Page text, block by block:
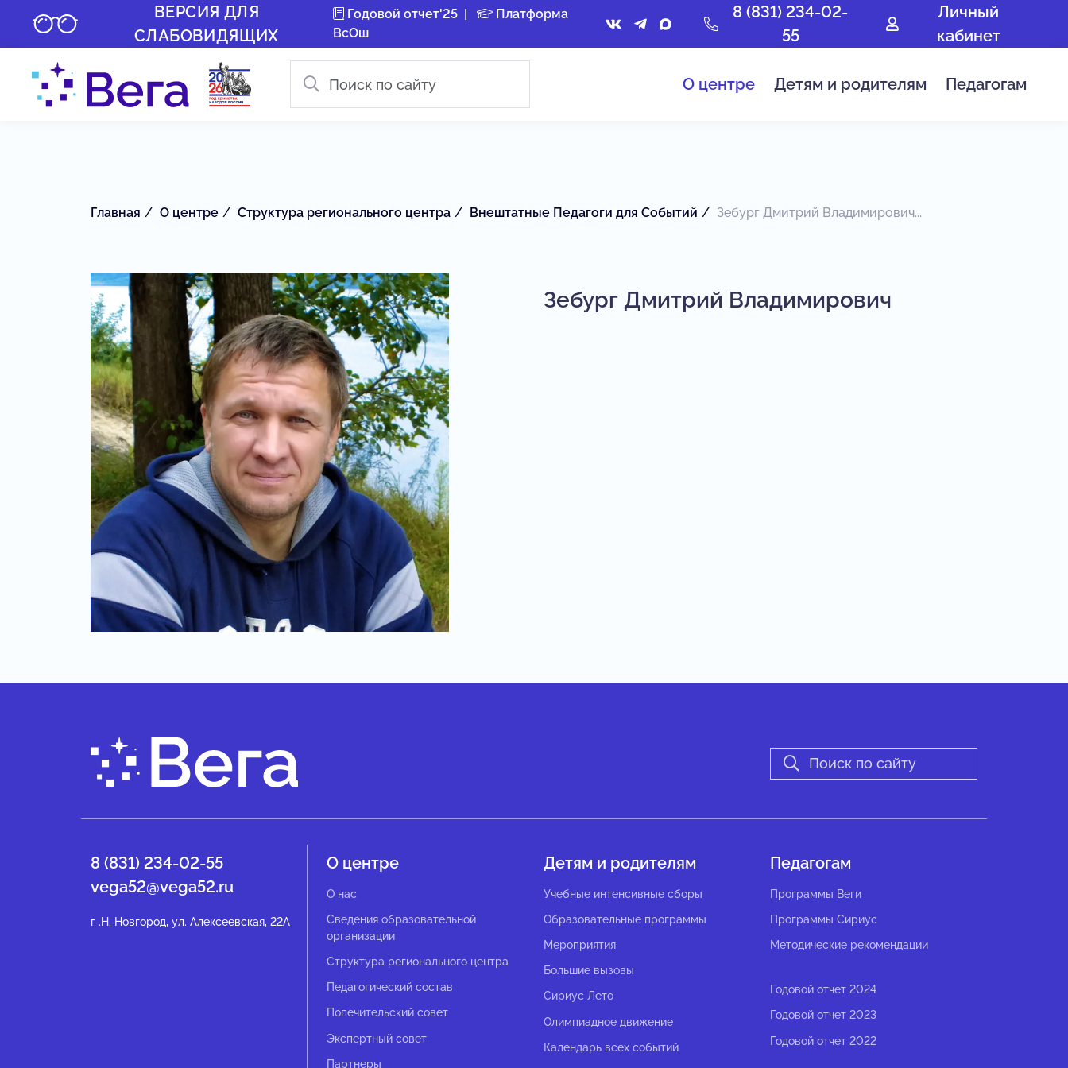
ВЕРСИЯ ДЛЯ
СЛАБОВИДЯЩИХ
Годовой отчет'25|
Платформа
ВсОш
8 (831) 234-02-
55
Личный
кабинет
О центре Детям и родителям Педагогам
Главная О центре Структура регионального центра Внештатные Педагоги для Событий Зебург Дмитрий Владимирович...
Зебург Дмитрий Владимирович
8 (831) 234-02-55
vega52@vega52.ru
г .Н. Новгород, ул. Алексеевская, 22А
О центре
О нас
Сведения образовательной
организации
Структура регионального центра
Педагогический состав
Попечительский совет
Экспертный совет
Партнеры
Детям и родителям
Учебные интенсивные сборы
Образовательные программы
Мероприятия
Большие вызовы
Сириус Лето
Олимпиадное движение
Календарь всех событий
Педагогам
Программы Веги
Программы Сириус
Методические рекомендации
Годовой отчет 2024
Годовой отчет 2023
Годовой отчет 2022